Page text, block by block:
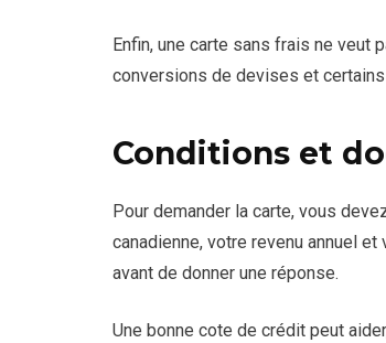
Enfin, une carte sans frais ne
conversions de devises et
Conditions et
Pour demander la carte, vous
canadienne, votre revenu annuel
avant de donner une réponse.
Une bonne cote de crédit peut